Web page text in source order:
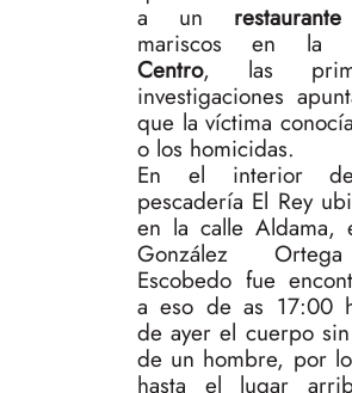
a un restaurante
mariscos en la
Centro, las
investigaciones
que la víctima
o los homicidas.
En el interior
pescadería El Rey
en la calle Aldama,
González
Escobedo fue
a eso de as 17:00
de ayer el cuerpo
de un hombre, por
hasta el lugar